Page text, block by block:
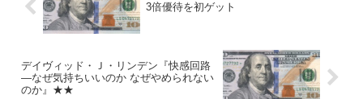
3倍優待を初ゲット
デイヴィッド・Ｊ・リンデン『快感回路
—なぜ気持ちいいのか なぜやめられない
のか』★★